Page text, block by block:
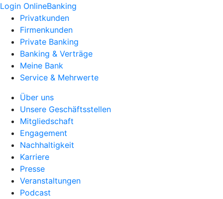
Login OnlineBanking
Privatkunden
Firmenkunden
Private Banking
Banking & Verträge
Meine Bank
Service & Mehrwerte
Über uns
Unsere Geschäftsstellen
Mitgliedschaft
Engagement
Nachhaltigkeit
Karriere
Presse
Veranstaltungen
Podcast